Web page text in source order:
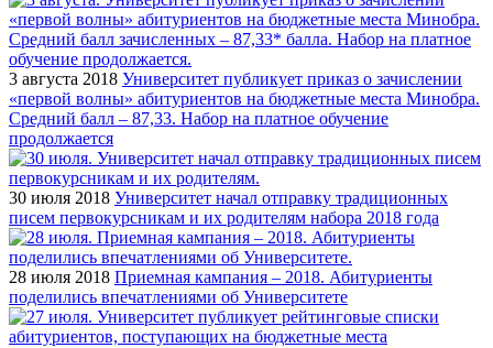
3 августа 2018 Университет публикует приказ о зачислении
«первой волны» абитуриентов на бюджетные места Минобра.
Средний балл – 87,33. Набор на платное обучение
продолжается
30 июля 2018 Университет начал отправку традиционных
писем первокурсникам и их родителям набора 2018 года
28 июля 2018 Приемная кампания – 2018. Абитуриенты
поделились впечатлениями об Университете